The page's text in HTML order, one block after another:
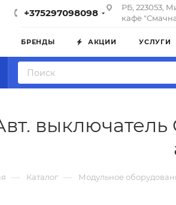
+375297098098
РБ, 223053,
кафе "Смачна
БРЕНДЫ АКЦИИ УСЛУГИ
выключатель
— Каталог — Модульное